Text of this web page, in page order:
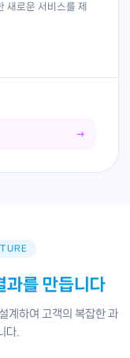
새로운 서비스를 제
→
과를 만듭니다
계하여 고객의 복잡한 과
다.